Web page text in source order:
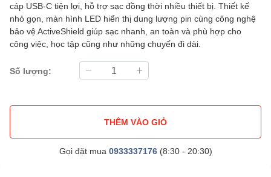
cáp USB-C tiện lợi, hỗ trợ sạc đồng thời nhiều thiết bị. Thiết kế
nhỏ gọn, màn hình LED hiển thị dung lượng pin cùng công nghệ
bảo vệ ActiveShield giúp sạc nhanh, an toàn và phù hợp cho
công việc, học tập cũng như những chuyến đi dài.
Số lượng:
THÊM VÀO GIỎ
Gọi đặt mua 0933337176(8:30 - 20:30)